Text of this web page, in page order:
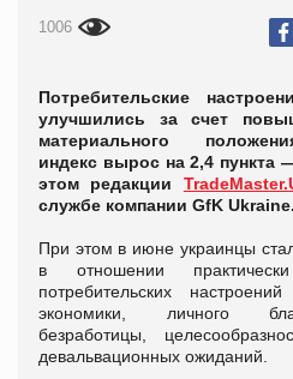
1006
Потребительские
улучшились за счет
материального
индекс вырос на 2,4 пункта
этом редакции
службе компании GfK Ukraine.
При этом в июне украинцы
в отношении
потребительских
экономики, личного
безработицы,
девальвационных ожиданий.